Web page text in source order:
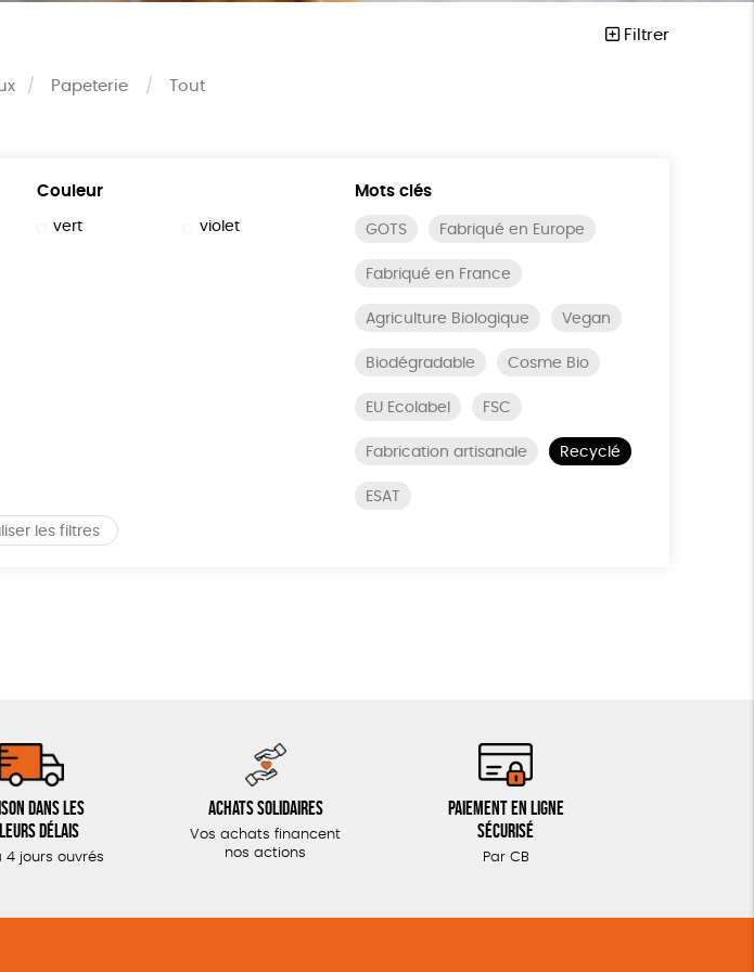
Filtrer
Papeterie Tout
Couleur
vert violet
Mots clés
GOTS Fabriqué en Europe
Fabriqué en France
Agriculture Biologique Vegan
Biodégradable Cosme Bio
EU Ecolabel FSC
Fabrication artisanale Recyclé
ESAT
les filtres
dans les
délais
4 jours ouvrés
Achats solidaires
Vos achats financent
nos actions
Paiement en ligne
sécurisé
Par CB